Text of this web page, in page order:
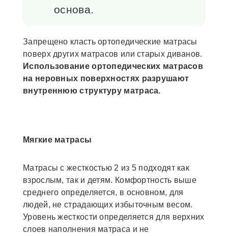
основа.
Запрещено класть ортопедические матрасы
поверх других матрасов или старых диванов.
Использование ортопедических матрасов
на неровных поверхностях разрушают
внутреннюю структуру матраса.
Мягкие матрасы
Матрасы с жесткостью 2 из 5 подходят как
взрослым, так и детям. Комфортность выше
среднего определяется, в основном, для
людей, не страдающих избыточным весом.
Уровень жесткости определяется для верхних
слоев наполнения матраса и не